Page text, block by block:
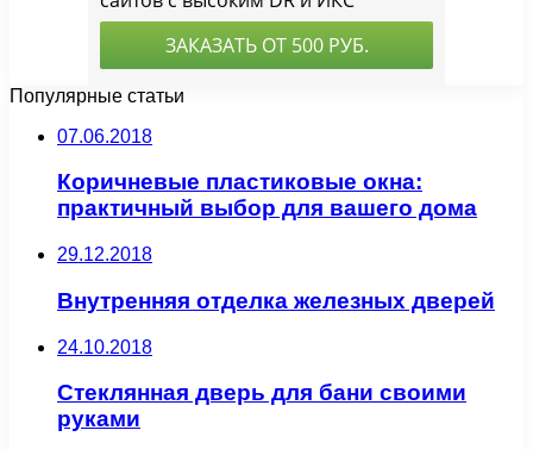
Популярные статьи
07.06.2018
Коричневые пластиковые окна:
практичный выбор для вашего дома
29.12.2018
Внутренняя отделка железных дверей
24.10.2018
Стеклянная дверь для бани своими
руками